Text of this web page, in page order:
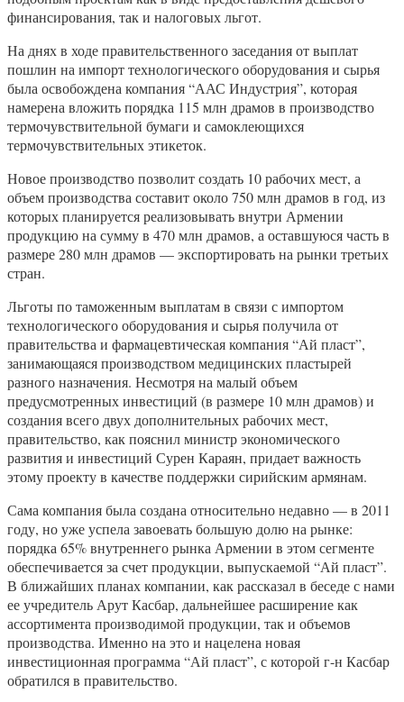
финансирования, так и налоговых льгот.
На днях в ходе правительственного заседания от выплат
пошлин на импорт технологического оборудования и сырья
была освобождена компания “ААС Индустрия”, которая
намерена вложить порядка 115 млн драмов в производство
термочувствительной бумаги и самоклеющихся
термочувствительных этикеток.
Новое производство позволит создать 10 рабочих мест, а
объем производства составит около 750 млн драмов в год, из
которых планируется реализовывать внутри Армении
продукцию на сумму в 470 млн драмов, а оставшуюся часть в
размере 280 млн драмов — экспортировать на рынки третьих
стран.
Льготы по таможенным выплатам в связи с импортом
технологического оборудования и сырья получила от
правительства и фармацевтическая компания “Ай пласт”,
занимающаяся производством медицинских пластырей
разного назначения. Несмотря на малый объем
предусмотренных инвестиций (в размере 10 млн драмов) и
создания всего двух дополнительных рабочих мест,
правительство, как пояснил министр экономического
развития и инвестиций Сурен Караян, придает важность
этому проекту в качестве поддержки сирийским армянам.
Сама компания была создана относительно недавно — в 2011
году, но уже успела завоевать большую долю на рынке:
порядка 65% внутреннего рынка Армении в этом сегменте
обеспечивается за счет продукции, выпускаемой “Ай пласт”.
В ближайших планах компании, как рассказал в беседе с нами
ее учредитель Арут Касбар, дальнейшее расширение как
ассортимента производимой продукции, так и объемов
производства. Именно на это и нацелена новая
инвестиционная программа “Ай пласт”, с которой г-н Касбар
обратился в правительство.